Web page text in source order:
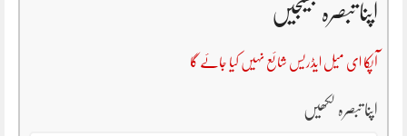
اپنا تبصرہ بھیجیں
آپکا ای میل ایڈریس شائع نہیں کیا جائے گا
اپنا تبصرہ لکھیں